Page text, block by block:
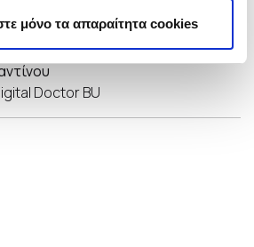
μόνο τα απαραίτητα cookies
Doctor BU